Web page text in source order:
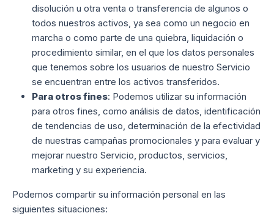
disolución u otra venta o transferencia de algunos o
todos nuestros activos, ya sea como un negocio en
marcha o como parte de una quiebra, liquidación o
procedimiento similar, en el que los datos personales
que tenemos sobre los usuarios de nuestro Servicio
se encuentran entre los activos transferidos.
Para otros fines: Podemos utilizar su información
para otros fines, como análisis de datos, identificación
de tendencias de uso, determinación de la efectividad
de nuestras campañas promocionales y para evaluar y
mejorar nuestro Servicio, productos, servicios,
marketing y su experiencia.
Podemos compartir su información personal en las
siguientes situaciones: